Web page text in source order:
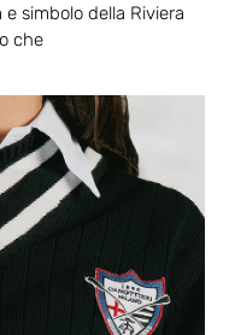
simbolo della Riviera
che